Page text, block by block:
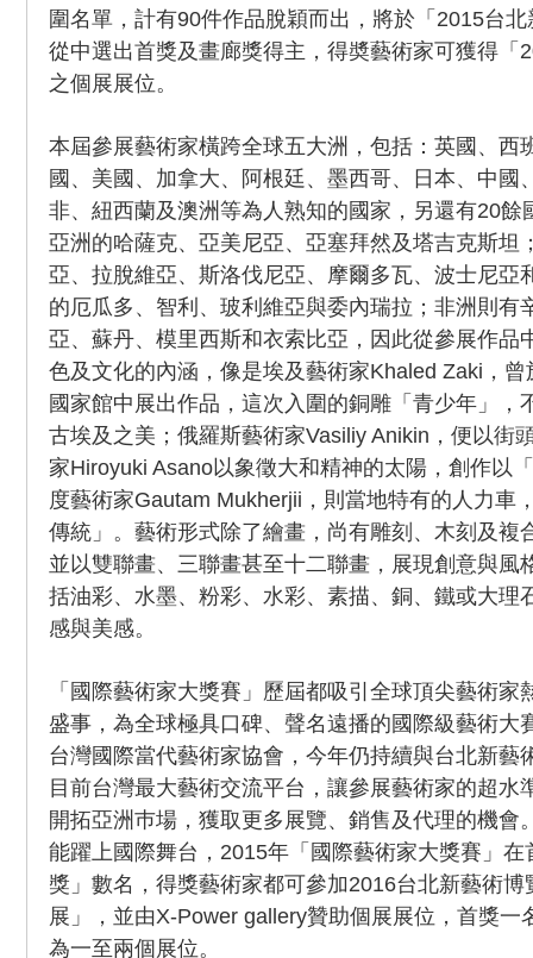
圍名單，計有90件作品脫穎而出，將於「2015台
從中選出首獎及畫廊獎得主，得奬藝術家可獲得「
之個展展位。
本屆參展藝術家橫跨全球五大洲，包括：英國、西
國、美國、加拿大、阿根廷、墨西哥、日本、中國
非、紐西蘭及澳洲等為人熟知的國家，另還有20餘
亞洲的哈薩克、亞美尼亞、亞塞拜然及塔吉克斯坦
亞、拉脫維亞、斯洛伐尼亞、摩爾多瓦、波士尼亞
的厄瓜多、智利、玻利維亞與委內瑞拉；非洲則有
亞、蘇丹、模里西斯和衣索比亞，因此從參展作品
色及文化的內涵，像是埃及藝術家Khaled Zaki，
國家館中展出作品，這次入圍的銅雕「青少年」，
古埃及之美；俄羅斯藝術家Vasiliy Anikin，便以街
家Hiroyuki Asano以象徵大和精神的太陽，創作以
度藝術家Gautam Mukherjii，則當地特有的人力車
傳統」。藝術形式除了繪畫，尚有雕刻、木刻及複
並以雙聯畫、三聯畫甚至十二聯畫，展現創意與風
括油彩、水墨、粉彩、水彩、素描、銅、鐵或大理
感與美感。
「國際藝術家大獎賽」歷屆都吸引全球頂尖藝術
盛事，為全球極具口碑、聲名遠播的國際級藝術大
台灣國際當代藝術家協會，今年仍持續與台北新藝
目前台灣最大藝術交流平台，讓參展藝術家的超水
開拓亞洲巿場，獲取更多展覽、銷售及代理的機會
能躍上國際舞台，2015年「國際藝術家大獎賽」
獎」數名，得獎藝術家都可參加2016台北新藝術
展」，並由X-Power gallery贊助個展展位，首獎一
為一至兩個展位。